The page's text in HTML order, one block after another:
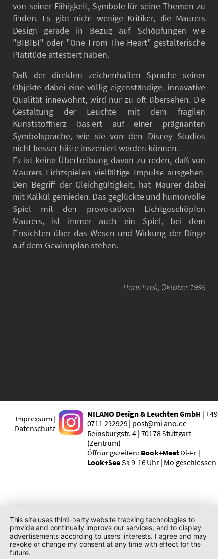
von seiner Fähigkeit, Symbole für seine Themen zu
finden. Es gibt nicht wenige Kritiker, die Maurers
Design gerade in Bezug auf Schöpfungen wie
"BIBIBI" oder "One From The Heart" gestalterische
Platitüde attestiert haben.
Daß der direkten zeichenhaften Sprache seiner
Objekte dabei eine völlig eigenständige, innovative
Qualität innewohnt, wird nur zu oft übersehen. Die
Gestaltung der Leuchte mit dem fragilen
Kunststoffherz basiert auf einer prägnanten
Symbolsprache, wie sie von den Disney Studios
nicht besser hätte inszeniert werden können.
Es ist keine Übertreibung davon zu reden, daß von
Maurers Lichtspielen vielfältige Impulse ausgehen.
Den Begriff der Gleichgültigkeit, hat Maurer dabei
mit Kalkül gemieden. Das geglückte und humorvolle
Spiel mit den provokativen Lichtgeschöpfen
Maurers, ist immer auch ein Spiel, bei dem
Einsichten über das Wesen und Wirkung der Dinge
auf dem Gewinnplan stehen.
Hans lrrek, Oktober 1998
Impressum |
Datenschutz
MILANO Design & Leuchten GmbH | +49
0711 292929 | post@milano.de
Reinsburgstr. 4 | 70178 Stuttgart
(Zentrum)
Öffnungszeiten: Book+Meet Di-Fr |
Look+SeeSa 9-16 Uhr | Mo geschlossen
This site uses third-party website tracking technologies to
provide and continually improve our services, and to display
advertisements according to users' interests. I agree and may
revoke or change my consent at any time with effect for the
future.